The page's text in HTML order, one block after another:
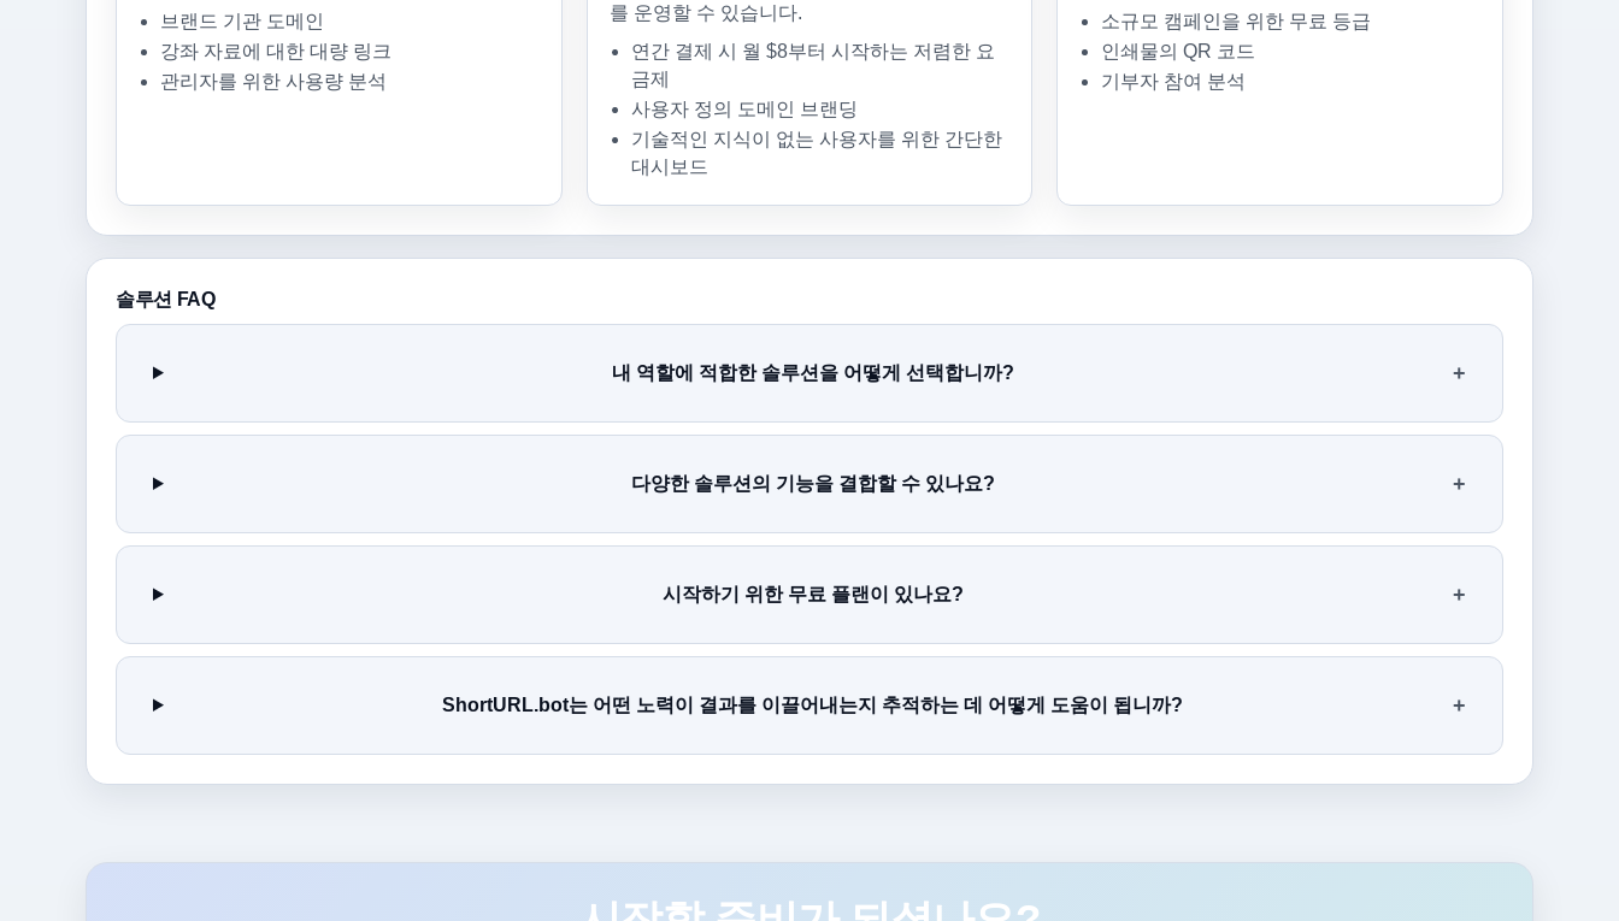
브랜드 기관 도메인
강좌 자료에 대한 대량 링크
관리자를 위한 사용량 분석
를 운영할 수 있습니다.
연간 결제 시 월 $8부터 시작하는 저렴한 요
금제
사용자 정의 도메인 브랜딩
기술적인 지식이 없는 사용자를 위한 간단한
대시보드
소규모 캠페인을 위한 무료 등급
인쇄물의 QR 코드
기부자 참여 분석
솔루션 FAQ
내 역할에 적합한 솔루션을 어떻게 선택합니까?
다양한 솔루션의 기능을 결합할 수 있나요?
시작하기 위한 무료 플랜이 있나요?
ShortURL.bot는 어떤 노력이 결과를 이끌어내는지 추적하는 데 어떻게 도움이 됩니까?